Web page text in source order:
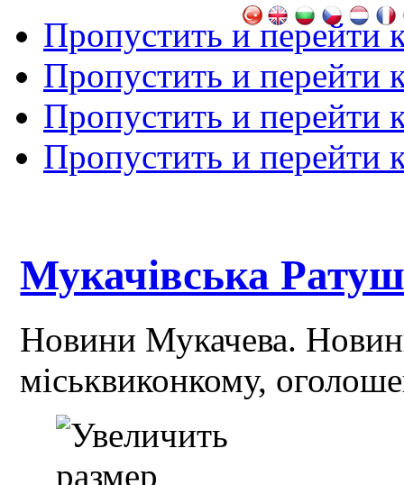
Пропустить и перейти
Пропустить и перейти
Пропустить и перейти
Пропустить и перейти
Мукачівська
Новини Мукачева.
міськвиконкому,